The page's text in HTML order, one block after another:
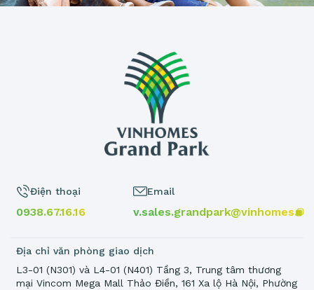
Điện thoại
0938.67.16.16
Email
v.sales.grandpark@vinhomes.vn
Địa chỉ văn phòng giao dịch
L3-01 (N301) và L4-01 (N401) Tầng 3, Trung tâm thương
mại Vincom Mega Mall Thảo Điền, 161 Xa lộ Hà Nội, Phường